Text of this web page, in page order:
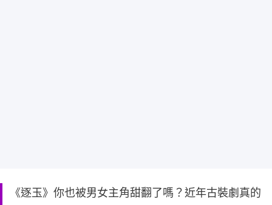
《逐玉》你也被男女主角甜翻了嗎？近年古裝劇真的